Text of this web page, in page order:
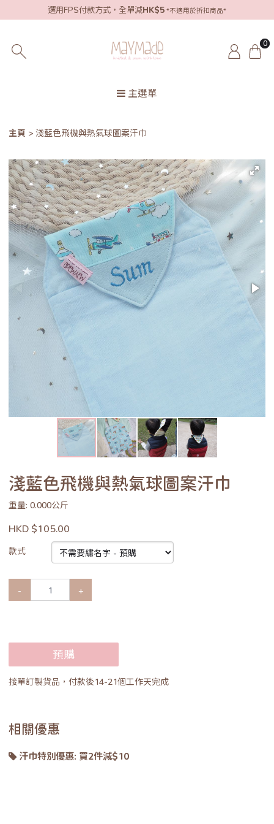
選用FPS付款方式，全單減HK$5 *不適用於折扣商品*
0
主選單
主頁 淺藍色飛機與熱氣球圖案汗巾
淺藍色飛機與熱氣球圖案汗巾
重量: 0.000公斤
HKD $105.00
款式
- +
預購
接單訂製貨品，付款後14-21個工作天完成
相關優惠
汗巾特別優惠: 買2件減$10